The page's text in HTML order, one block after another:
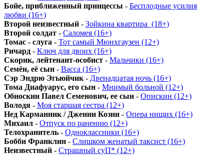
Бойе, приближенный принцессы - Бесплодные усилия
любви (16+)
Второй неизвестный - Зойкина квартира_(18+)
Второй солдат - Саломея (16+)
Томас - слуга - Тот самый Мюнхгаузен (12+)
Ричард - Ключ для двоих (16+)
Скорик, лейтенант-особист - Мальчики (16+)
Семён, её сын - Васса (16+)
Сэр Эндрю Эгьюйчик - Двенадцатая ночь (16+)
Тома Диафуарус, его сын - Мнимый больной (12+)
Обноскин Павел Семенович, ее сын - Опискин (12+)
Володя - Моя старшая сестра (12+)
Нед Карманник / Дженни Козни - Опера нищих (16+)
Михаил - Отпуск по ранению (12+)
Телохранитель - Одноклассники (16+)
Бобби Франклин - Слишком женатый таксист (16+)
Неизвестный - Страшный суП* (12+)